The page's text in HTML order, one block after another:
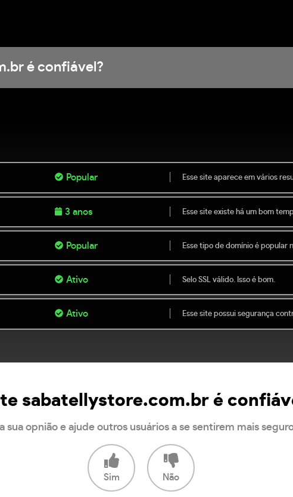
é confiável?
Popular Esse site aparece em vários
3 anos Esse site existe há um bom
Popular Esse tipo de domínio é popular
Ativo Selo SSL válido. Isso é bom.
Ativo Esse site possui segurança
sabatellystore.com.br é
sua opnião e ajude outros usuários a se sentirem mais
Sim Não